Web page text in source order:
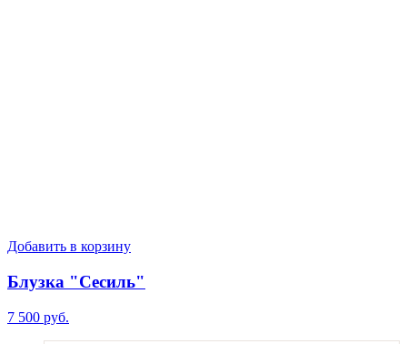
Добавить в корзину
Блузка "Сесиль"
7 500 руб.